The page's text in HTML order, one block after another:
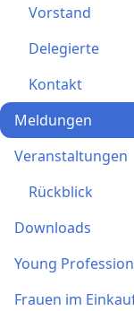
Vorstand
Delegierte
Kontakt
Meldungen
Veranstaltungen
Rückblick
Downloads
Young
Frauen im